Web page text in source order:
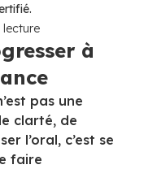
lecture
à
pas une
clarté, de
l’oral, c’est se
faire